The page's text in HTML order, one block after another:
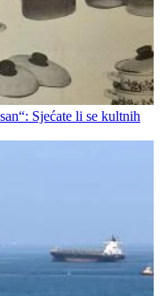
Sjećate li se kultnih